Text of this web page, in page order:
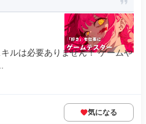
ルは必要ありません！ ゲームや
気になる